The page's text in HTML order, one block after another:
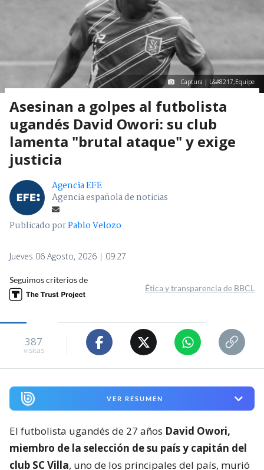
Captura | L&#8217;Equipe
Asesinan a golpes al futbolista
ugandés David Owori: su club
lamenta "brutal ataque" y exige
justicia
Agencia EFE
Agencia española de noticias
Publicado porPablo Velozo
Jueves 06 Agosto, 2026 | 09:27
Seguimos criterios de
Ética y transparencia de BBCL
387
visitas
VER RESUMEN
El futbolista ugandés de 27 años David Owori,
miembro de la selección de su país y capitán del
club SC Villa, uno de los principales del país, murió